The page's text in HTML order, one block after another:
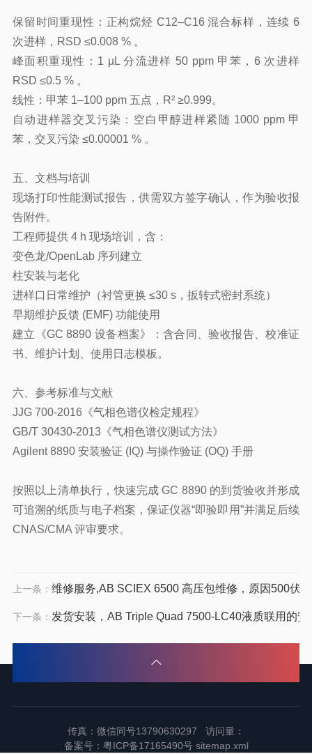
保留时间重现性：正构烷烃 C12–C16 混合标样，连续 6
次进样，RSD ≤0.008 % 。
峰面积重现性：1 µL 分流进样 50 ppm 甲苯，6 次进样
RSD ≤0.5 % 。
线性：甲苯 1–100 ppm 五点，R² ≥0.999。
自动进样器交叉污染：空白甲醇进样紧随 1000 ppm 甲
苯，交叉污染 ≤0.00001 % 。
五、文档与培训
现场打印性能测试报告，供需双方签字确认，作为验收报
告附件。
工程师提供 4 h 现场培训，含：
变色龙/OpenLab 序列建立
柱安装与老化
进样口日常维护（衬管更换 ≤30 s，扳转式密封系统）
早期维护反馈 (EMF) 功能使用
建立《GC 8890 设备档案》：含合同、验收报告、校准证
书、维护计划、使用日志模板。
六、参考标准与文献
JJG 700-2016《气相色谱仪检定规程》
GB/T 30430-2013《气相色谱仪测试方法》
Agilent 8890 安装验证 (IQ) 与操作验证 (OQ) 手册
按照以上清单执行，快速完成 GC 8890 的到货验收并形成
可追溯的纸质与电子档案，保证仪器“即验即用”并满足后续
CNAS/CMA 评审要求。
上一条： 维修服务,AB SCIEX 6500 高压包维修，原因500伏
下一条： 发货安装，AB Triple Quad 7500-LC40液质联用的安
传真：微信同号13790630297 访问量：
备案号： 粤ICP备17165490号 sitemap.xml